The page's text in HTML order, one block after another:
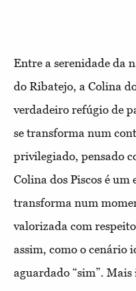
Entre a serenidade da
do Ribatejo, a Colina
verdadeiro refúgio de
se transforma num
privilegiado, pensado
Colina dos Piscos é um
transforma num
valorizada com
assim, como o cenário
aguardado “sim”.